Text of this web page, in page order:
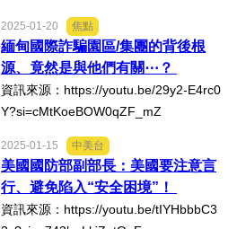
年期間，高達64.82兆美元（約台幣212
4.4兆元）從印度流向英國，其中超過一
半的金額進入了當時英...
2025-01-20 焦點
緬甸國際詐騙園區/集團的背後根
源、竟然是與他們有關⋯？
資訊來源：https://youtu.be/29y2-E4rc0
Y?si=cMtKoeBOW0qZF_mZ
2025-01-15 中美台
美國國防部副部長：美國要注意言
行、避免陷入“安全困境”！
資訊來源：https://youtu.be/tIYHbbbC3